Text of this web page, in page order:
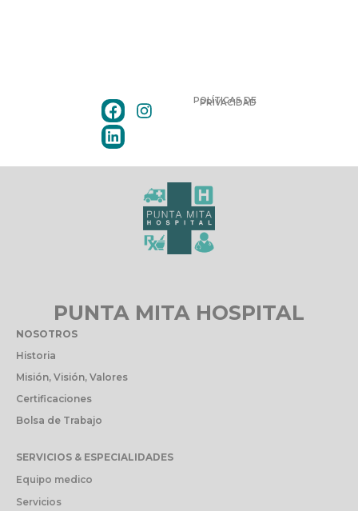
POLÍTICAS DE
PRIVACIDAD
PUNTA MITA HOSPITAL
NOSOTROS
Historia
Misión, Visión, Valores
Certificaciones
Bolsa de Trabajo
SERVICIOS & ESPECIALIDADES
Equipo medico
Servicios